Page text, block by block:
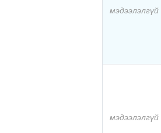
мэдээлэлгүй
мэдээлэлгүй